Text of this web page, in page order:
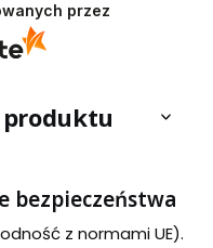
przez
produktu
bezpieczeństwa
z normami UE).